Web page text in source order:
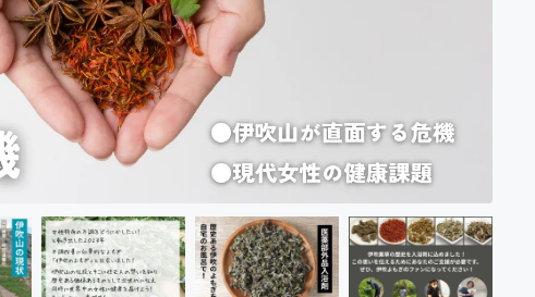
CAMPFIRE for Social Good
CAMPFIREふるさと納税